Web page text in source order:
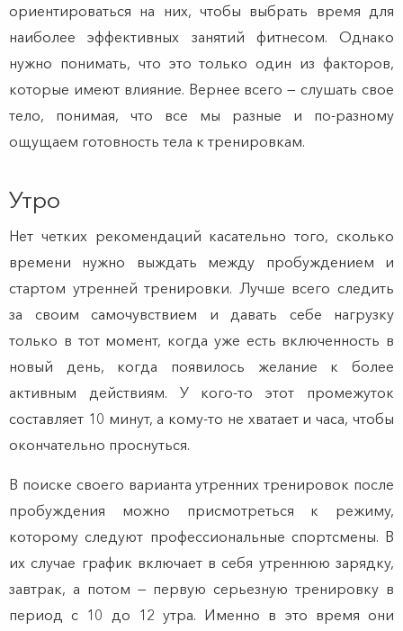
ориентироваться на них, чтобы выбрать время для
наиболее эффективных занятий фитнесом. Однако
нужно понимать, что это только один из факторов,
которые имеют влияние. Вернее всего — слушать свое
тело, понимая, что все мы разные и по-разному
ощущаем готовность тела к тренировкам.
Утро
Нет четких рекомендаций касательно того, сколько
времени нужно выждать между пробуждением и
стартом утренней тренировки. Лучше всего следить
за своим самочувствием и давать себе нагрузку
только в тот момент, когда уже есть включенность в
новый день, когда появилось желание к более
активным действиям. У кого-то этот промежуток
составляет 10 минут, а кому-то не хватает и часа, чтобы
окончательно проснуться.
В поиске своего варианта утренних тренировок после
пробуждения можно присмотреться к режиму,
которому следуют профессиональные спортсмены. В
их случае график включает в себя утреннюю зарядку,
завтрак, а потом — первую серьезную тренировку в
период с 10 до 12 утра. Именно в это время они